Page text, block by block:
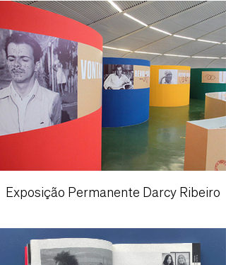
Exposição Permanente Darcy Ribeiro